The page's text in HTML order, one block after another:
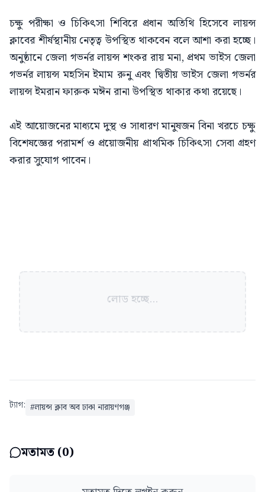
চক্ষু পরীক্ষা ও চিকিৎসা শিবিরে প্রধান অতিথি হিসেবে লায়ন্স
ক্লাবের শীর্ষস্থানীয় নেতৃত্ব উপস্থিত থাকবেন বলে আশা করা হচ্ছে।
অনুষ্ঠানে জেলা গভর্নর লায়ন্স শংকর রায় মনা, প্রথম ভাইস জেলা
গভর্নর লায়ন্স মহসিন ইমাম রুনু এবং দ্বিতীয় ভাইস জেলা গভর্নর
লায়ন্স ইমরান ফারুক মঈন রানা উপস্থিত থাকার কথা রয়েছে।
এই আয়োজনের মাধ্যমে দুস্থ ও সাধারণ মানুষজন বিনা খরচে চক্ষু
বিশেষজ্ঞের পরামর্শ ও প্রয়োজনীয় প্রাথমিক চিকিৎসা সেবা গ্রহণ
করার সুযোগ পাবেন।
লোড হচ্ছে...
ট্যাগ: #লায়ন্স ক্লাব অব ঢাকা নারায়ণগঞ্জ
মতামত (0)